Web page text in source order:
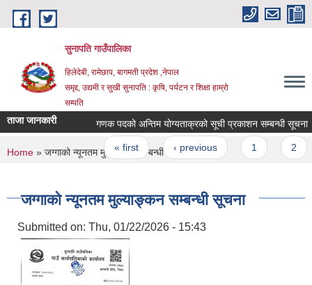
Skip to main content
सुनापति गाउँपालिका
हिलेदेबी, रामेछाप, बागमती प्रदेश ,नेपाल
समृद्द, उद्यमी र सुखी सुनापति : कृषि, पर्यटन र शिक्षा हाम्रो
सम्पति
ताजा जानकारी गणक पदको अन्तिम योग्यताक्रको सूची प्रकाशन सम्बन्धी सूचना
Pages
« first ‹ previous
You are here
Home » जग्गाको न्यूनतम मुल्याङ्कन सम्बन्धी सूचना
जग्गाको न्यूनतम मुल्याङ्कन सम्बन्धी सूचना
Submitted on: Thu, 01/22/2026 - 15:43